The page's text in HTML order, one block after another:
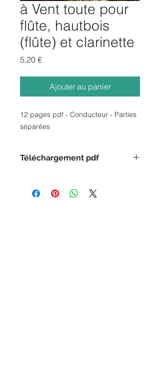
à Vent toute pour
flûte, hautbois
(flûte) et clarinette
5,20 €Prix
Ajouter au panier
12 pages pdf - Conducteur - Parties
séparées
Téléchargement pdf